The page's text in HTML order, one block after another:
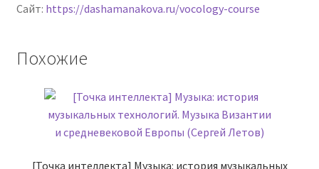
Сайт: https://dashamanakova.ru/vocology-course
Похожие
[Точка интеллекта] Музыка: история музыкальных